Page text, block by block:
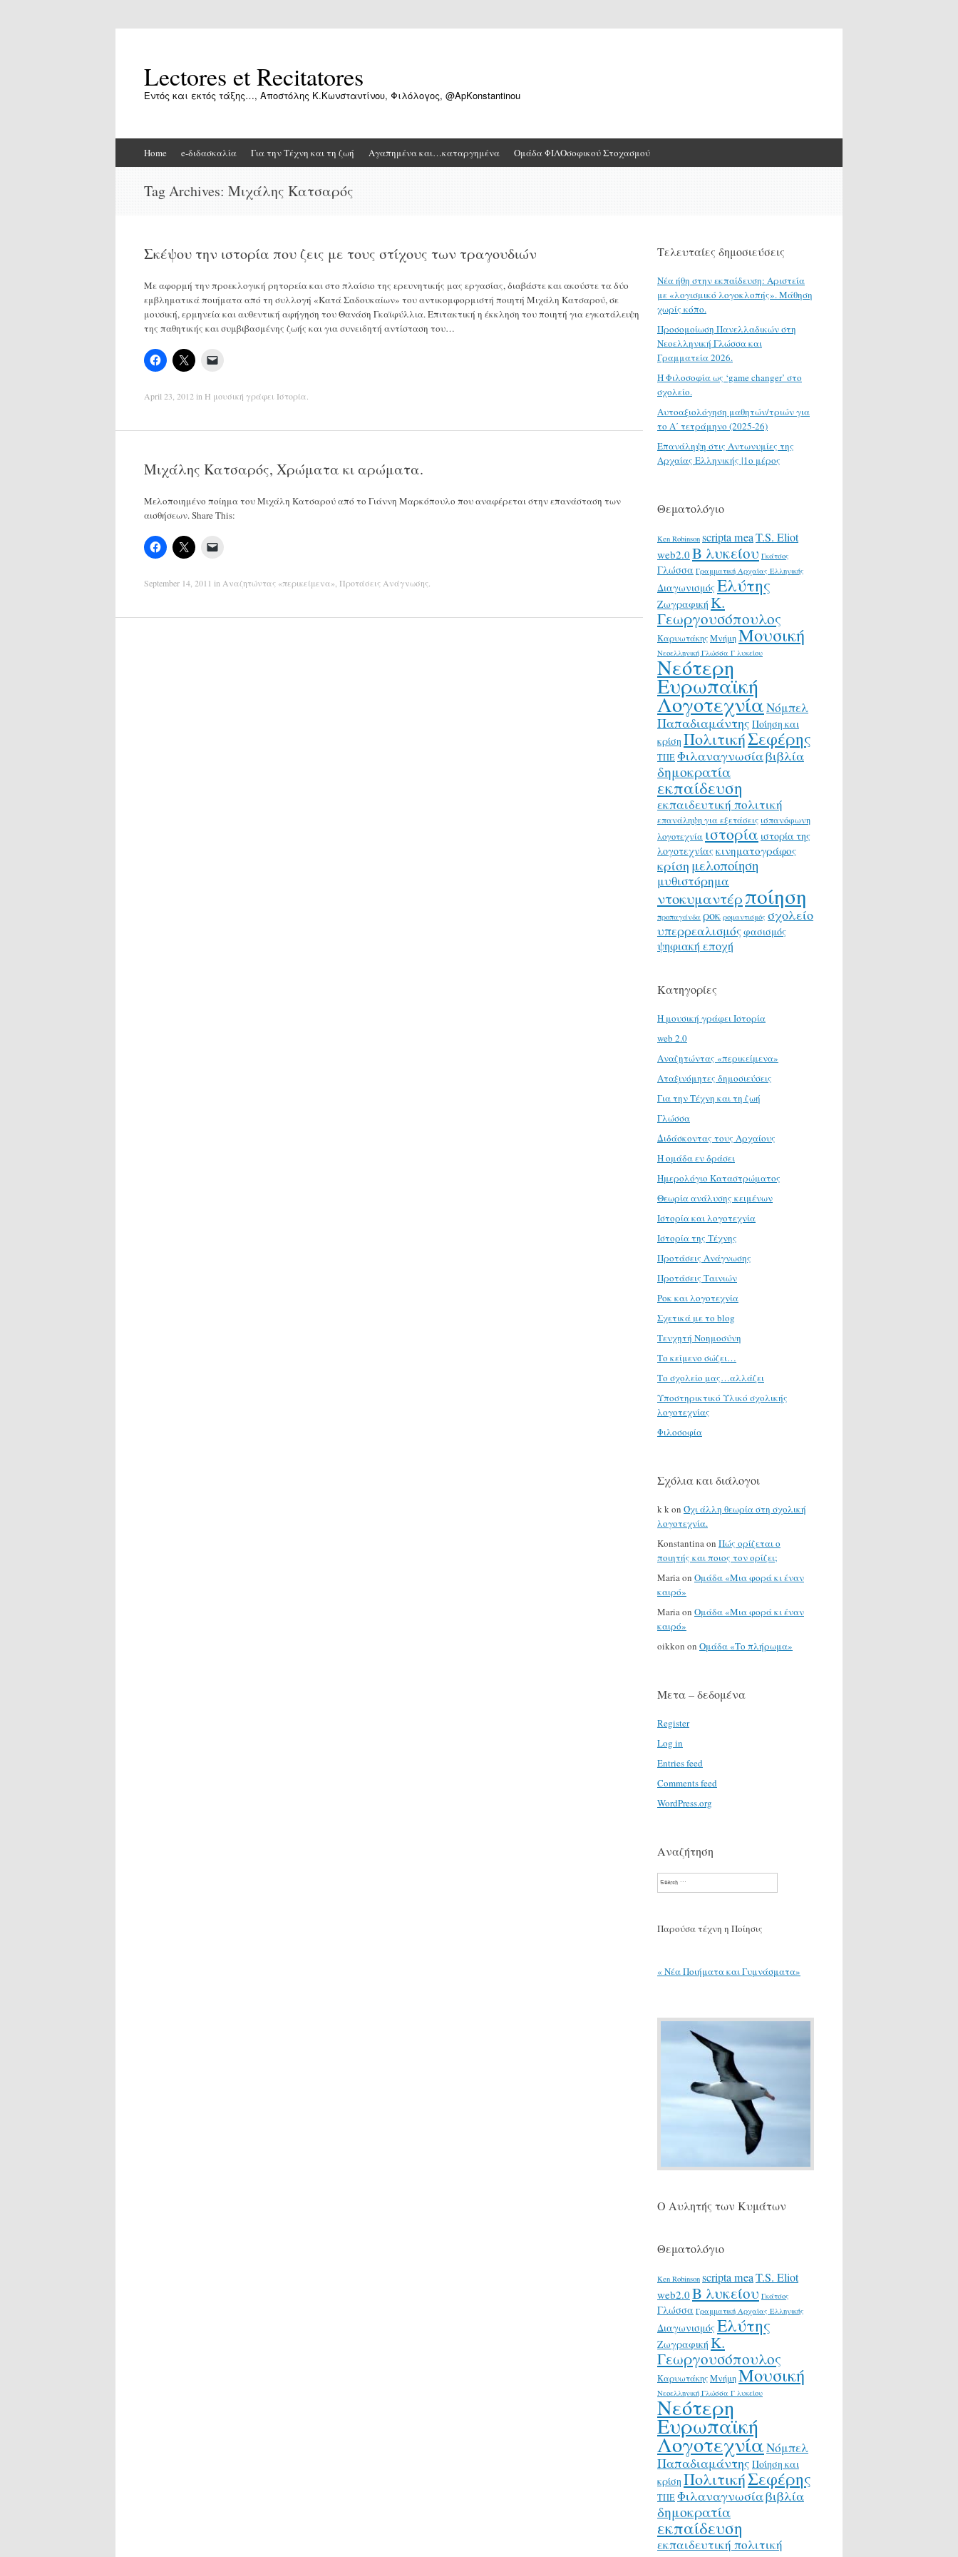
Lectores et Recitatores
Εντός και εκτός τάξης…, Αποστόλης Κ.Κωνσταντίνου, Φιλόλογος, @ApKonstantinou
to
Home e-διδασκαλία Για την Τέχνη και τη ζωή Αγαπημένα και…καταργημένα Ομάδα ΦΙΛΟσοφικού Στοχασμού
Tag Archives: Μιχάλης Κατσαρός
Σκέψου την ιστορία που ζεις με τους στίχους των τραγουδιών
Με αφορμή την προεκλογική ρητορεία και στο πλαίσιο της ερευνητικής μας εργασίας, διαβάστε και ακούστε τα δύο
εμβληματικά ποιήματα από τη συλλογή «Κατά Σαδουκαίων» του αντικομφορμιστή ποιητή Μιχάλη Κατσαρού, σε
μουσική, ερμηνεία και αυθεντική αφήγηση του Θανάση Γκαϊφύλλια. Επιτακτική η έκκληση του ποιητή για εγκατάλειψη
της παθητικής και συμβιβασμένης ζωής και για συνειδητή αντίσταση του…
April 23, 2012 in H μουσική γράφει Ιστορία
Μιχάλης Κατσαρός, Χρώματα κι αρώματα.
Μελοποιημένο ποίημα του Μιχάλη Κατσαρού από το Γιάννη Μαρκόπουλο που αναφέρεται στην επανάσταση των
αισθήσεων. Share This:
September 14, 2011 in Αναζητώντας «περικείμενα» Προτάσεις Ανάγνωσης
Τελευταίες δημοσιεύσεις
Νέα ήθη στην εκπαίδευση: Αριστεία
με «λογισμικό λογοκλοπής». Μάθηση
χωρίς κόπο.
Προσομοίωση Πανελλαδικών στη
Νεοελληνική Γλώσσα και
Γραμματεία 2026.
H Φιλοσοφία ως ‘game changer’ στο
σχολείο.
Αυτοαξιολόγηση μαθητών/τριών για
το Α΄ τετράμηνο (2025-26)
Επανάληψη στις Αντωνυμίες της
Αρχαίας Ελληνικής |1ο μέρος
Θεματολόγιο
Ken Robinson scripta meaT.S. Eliot
web2.0 Β λυκείου Γκάτσος
Γλώσσα Γραμματική Αρχαίας Ελληνικής
ΔιαγωνισμόςΕλύτης
Ζωγραφική Κ.
Γεωργουσόπουλος
ΚαρυωτάκηςΜνήμηΜουσική
Νεοελληνική Γλώσσα Γ λυκείου
Νεότερη
Ευρωπαϊκή
ΛογοτεχνίαΝόμπελ
Παπαδιαμάντης Ποίηση και
κρίση ΠολιτικήΣεφέρης
ΤΠΕΦιλαναγνωσίαβιβλία
δημοκρατία
εκπαίδευση
εκπαιδευτική πολιτική
επανάληψη για εξετάσεις ισπανόφωνη
λογοτεχνία ιστορία ιστορία της
λογοτεχνίαςκινηματογράφος
κρίση μελοποίηση
μυθιστόρημα
ντοκυμαντέρποίηση
προπαγάνδα ροκ ρομαντισμός σχολείο
υπερρεαλισμόςφασισμός
ψηφιακή εποχή
Κατηγορίες
H μουσική γράφει Ιστορία
web 2.0
Αναζητώντας «περικείμενα»
Αταξινόμητες δημοσιεύσεις
Για την Τέχνη και τη ζωή
Γλώσσα
Διδάσκοντας τους Αρχαίους
Η ομάδα εν δράσει
Ημερολόγιο Καταστρώματος
Θεωρία ανάλυσης κειμένων
Ιστορία και λογοτεχνία
Ιστορία της Τέχνης
Προτάσεις Ανάγνωσης
Προτάσεις Ταινιών
Ροκ και λογοτεχνία
Σχετικά με το blog
Τενχητή Νοημοσύνη
Το κείμενο σώζει…
Το σχολείο μας…αλλάζει
Υποστηρικτικό Υλικό σχολικής
λογοτεχνίας
Φιλοσοφία
Σχόλια και διάλογοι
k kon Όχι άλλη θεωρία στη σχολική
λογοτεχνία.
Konstantinaon Πώς ορίζεται ο
ποιητής και ποιος τον ορίζει;
Mariaon Ομάδα «Μια φορά κι έναν
καιρό»
Mariaon Ομάδα «Μια φορά κι έναν
καιρό»
oikkon on Ομάδα «Το πλήρωμα»
Μετα – δεδομένα
Register
Log in
Entries feed
Comments feed
WordPress.org
Αναζήτηση
Search
Παρούσα τέχνη η Ποίησις
« Νέα Ποιήματα και Γυμνάσματα»
Ο Αυλητής των Κυμάτων
Θεματολόγιο
Ken Robinson scripta meaT.S. Eliot
web2.0 Β λυκείου Γκάτσος
Γλώσσα Γραμματική Αρχαίας Ελληνικής
ΔιαγωνισμόςΕλύτης
Ζωγραφική Κ.
Γεωργουσόπουλος
ΚαρυωτάκηςΜνήμηΜουσική
Νεοελληνική Γλώσσα Γ λυκείου
Νεότερη
Ευρωπαϊκή
ΛογοτεχνίαΝόμπελ
Παπαδιαμάντης Ποίηση και
κρίση ΠολιτικήΣεφέρης
ΤΠΕΦιλαναγνωσίαβιβλία
δημοκρατία
εκπαίδευση
εκπαιδευτική πολιτική